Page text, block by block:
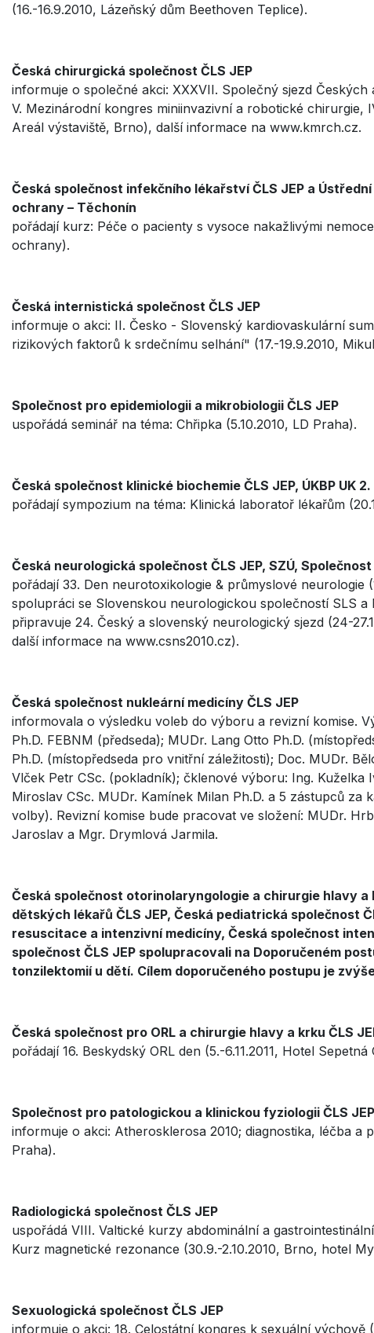
(16.-16.9.2010, Lázeňský dům Beethoven Teplice).
Česká chirurgická společnost ČLS JEP
informuje o společné akci: XXXVII. Společný sjezd
V. Mezinárodní kongres miniinvazivní a robotické chirurgie,
Areál výstaviště, Brno), další informace na www.kmrch.cz.
Česká společnost infekčního lékařství ČLS JEP a
ochrany – Těchonín
pořádají kurz: Péče o pacienty s vysoce nakažlivými
ochrany).
Česká internistická společnost ČLS JEP
informuje o akci: II. Česko - Slovenský kardiovaskulární
rizikových faktorů k srdečnímu selhání" (17.-19.9.2010,
Společnost pro epidemiologii a mikrobiologii ČLS JEP
uspořádá seminář na téma: Chřipka (5.10.2010, LD Praha).
Česká společnost klinické biochemie ČLS JEP, ÚKBP UK 2.
pořádají sympozium na téma: Klinická laboratoř lékařům
Česká neurologická společnost ČLS JEP, SZÚ,
pořádají 33. Den neurotoxikologie & průmyslové neurologie
spolupráci se Slovenskou neurologickou společností SLS
připravuje 24. Český a slovenský neurologický sjezd (24-
další informace na www.csns2010.cz).
Česká společnost nukleární medicíny ČLS JEP
informovala o výsledku voleb do výboru a revizní komise.
Ph.D. FEBNM (předseda); MUDr. Lang Otto Ph.D.
Ph.D. (místopředseda pro vnitřní záležitosti); Doc. MUDr.
Vlček Petr CSc. (pokladník); čklenové výboru: Ing.
Miroslav CSc. MUDr. Kamínek Milan Ph.D. a 5 zástupců
volby). Revizní komise bude pracovat ve složení: MUDr.
Jaroslav a Mgr. Drymlová Jarmila.
Česká společnost otorinolaryngologie a chirurgie hlavy
dětských lékařů ČLS JEP, Česká pediatrická společnost
resuscitace a intenzivní medicíny, Česká společnost
společnost ČLS JEP spolupracovali na Doporučeném
tonzilektomií u dětí. Cílem doporučeného postupu je
Česká společnost pro ORL a chirurgie hlavy a krku ČLS
pořádají 16. Beskydský ORL den (5.-6.11.2011, Hotel Sepetná
Společnost pro patologickou a klinickou fyziologii ČLS JEP
informuje o akci: Atherosklerosa 2010; diagnostika, léčba a
Praha).
Radiologická společnost ČLS JEP
uspořádá VIII. Valtické kurzy abdominální a
Kurz magnetické rezonance (30.9.-2.10.2010, Brno, hotel
Sexuologická společnost ČLS JEP
informuje o akci: 18. Celostátní kongres k sexuální výchově